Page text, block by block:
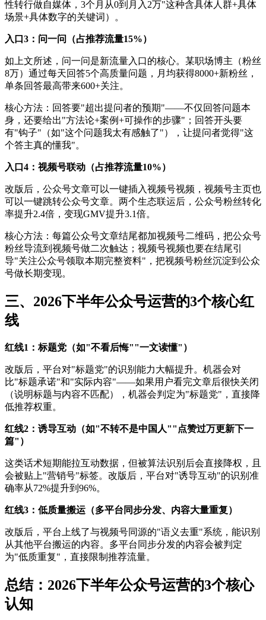
性转行做自媒体，3个月从0到月入2万"这种含具体人群+具体
场景+具体数字的关键词）。
入口3：问一问（占推荐流量15%）
如上文所述，问一问是新流量入口的核心。某职场博主（粉丝
8万）通过每天回答5个高质量问题，月均获得8000+新粉丝，
单条回答最高带来600+关注。
核心方法：回答要"超出提问者的预期"——不仅回答问题本
身，还要给出"方法论+案例+可操作的步骤"；回答开头要
有"钩子"（如"这个问题我太有感触了"），让提问者觉得"这
个答主真的懂我"。
入口4：视频号联动（占推荐流量10%）
改版后，公众号文章可以一键插入视频号视频，视频号主页也
可以一键跳转公众号文章。两个生态联运后，公众号粉丝转化
率提升2.4倍，变现GMV提升3.1倍。
核心方法：每篇公众号文章结尾都加视频号二维码，把公众号
粉丝导流到视频号做二次触达；视频号视频也要在结尾引
导"关注公众号领取本期完整资料"，把视频号粉丝沉淀到公众
号做长期变现。
三、2026下半年公众号运营的3个核心红
线
红线1：标题党（如"不看后悔""一文读懂"）
改版后，平台对"标题党"的识别能力大幅提升。机器会对
比"标题承诺"和"实际内容"——如果用户看完文章后很快关闭
（说明标题与内容不匹配），机器会判定为"标题党"，直接降
低推荐权重。
红线2：诱导互动（如"不转不是中国人""点赞过万更新下一
篇"）
这类话术短期能拉互动数据，但被算法识别后会直接降权，且
会被贴上"营销号"标签。改版后，平台对"诱导互动"的识别准
确率从72%提升到96%。
红线3：低质量搬运（多平台同步分发、内容大量重复）
改版后，平台上线了与视频号同源的"语义去重"系统，能识别
从其他平台搬运的内容。多平台同步分发的内容会被判定
为"低质重复"，直接限制推荐流量。
总结：2026下半年公众号运营的3个核心
认知